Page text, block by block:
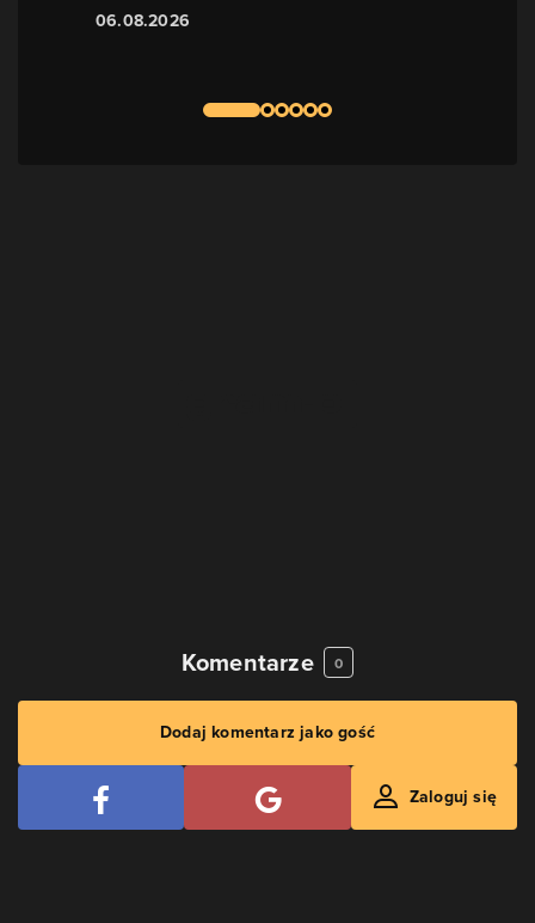
06.08.2026
Komentarze 0
Dodaj komentarz jako gość
Zaloguj się